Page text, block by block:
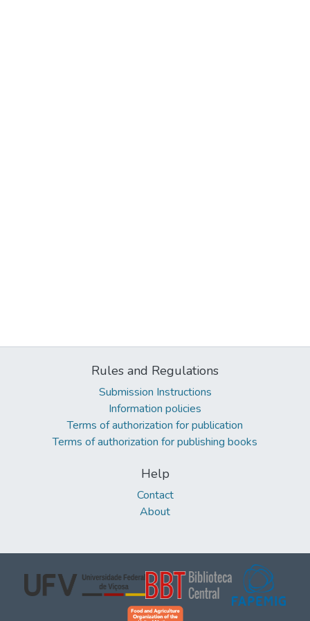
Rules and Regulations
Submission Instructions
Information policies
Terms of authorization for publication
Terms of authorization for publishing books
Help
Contact
About